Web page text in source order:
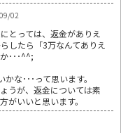
02
とっては、返金がありえ
したら「3万なんてありえ
･･･^^;
な･･･って思います。
うが、返金については素
がいいと思います。